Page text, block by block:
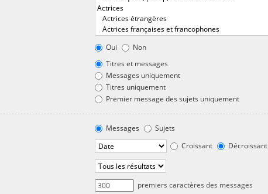
Oui
Non
Titres et messages
Messages uniquement
Titres uniquement
Premier message des sujets uniquement
Messages
Sujets
Croissant
Décroissant
premiers caractères des messages